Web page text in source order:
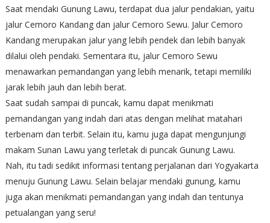
Saat mendaki Gunung Lawu, terdapat dua jalur pendakian, yaitu
jalur Cemoro Kandang dan jalur Cemoro Sewu. Jalur Cemoro
Kandang merupakan jalur yang lebih pendek dan lebih banyak
dilalui oleh pendaki. Sementara itu, jalur Cemoro Sewu
menawarkan pemandangan yang lebih menarik, tetapi memiliki
jarak lebih jauh dan lebih berat.
Saat sudah sampai di puncak, kamu dapat menikmati
pemandangan yang indah dari atas dengan melihat matahari
terbenam dan terbit. Selain itu, kamu juga dapat mengunjungi
makam Sunan Lawu yang terletak di puncak Gunung Lawu.
Nah, itu tadi sedikit informasi tentang perjalanan dari Yogyakarta
menuju Gunung Lawu. Selain belajar mendaki gunung, kamu
juga akan menikmati pemandangan yang indah dan tentunya
petualangan yang seru!